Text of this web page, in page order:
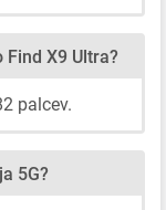
Find X9 Ultra?
palcev.
5G?